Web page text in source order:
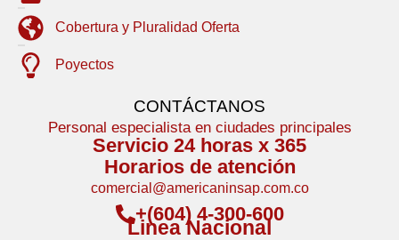
Cobertura y Pluralidad Oferta
Poyectos
CONTÁCTANOS
Personal especialista en ciudades principales
Servicio 24 horas x 365
Horarios de atención
comercial@americaninsap.com.co
+(604) 4-300-600
Linea Nacional